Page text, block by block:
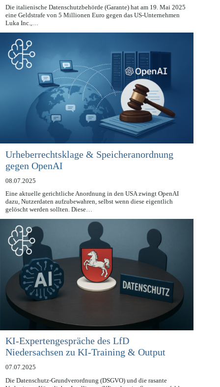
09.07.2025
Die italienische Datenschutzbehörde (Garante) hat am 19. Mai 2025
eine Geldstrafe von 5 Millionen Euro gegen das US-Unternehmen
Luka Inc.,…
Urheberrechtsklage & Speicheranordnung
gegen OpenAI
08.07.2025
Eine aktuelle gerichtliche Anordnung in den USA zwingt OpenAI
dazu, Nutzerdaten aufzubewahren, selbst wenn diese eigentlich
gelöscht werden sollten. Diese…
KI-Expertengespräche des LfD
Niedersachsen zu KI-Training & Output
07.07.2025